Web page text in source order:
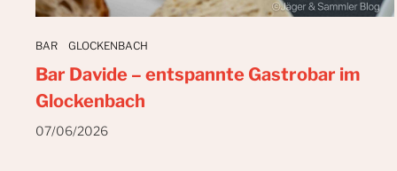
BAR GLOCKENBACH
Bar Davide – entspannte Gastrobar im
Glockenbach
07/06/2026